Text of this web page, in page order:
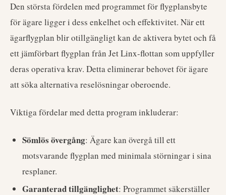
Den största fördelen med programmet för flygplansbyte
för ägare ligger i dess enkelhet och effektivitet. När ett
ägarflygplan blir otillgängligt kan de aktivera bytet och få
ett jämförbart flygplan från Jet Linx-flottan som uppfyller
deras operativa krav. Detta eliminerar behovet för ägare
att söka alternativa reselösningar oberoende.
Viktiga fördelar med detta program inkluderar:
Sömlös övergång: Ägare kan övergå till ett
motsvarande flygplan med minimala störningar i sina
resplaner.
Garanterad tillgänglighet: Programmet säkerställer